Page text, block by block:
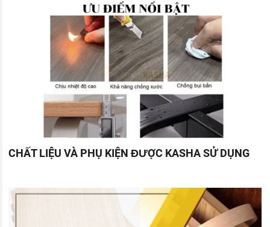
CHẤT LIỆU VÀ PHỤ KIỆN ĐƯỢC KASHA SỬ DỤNG